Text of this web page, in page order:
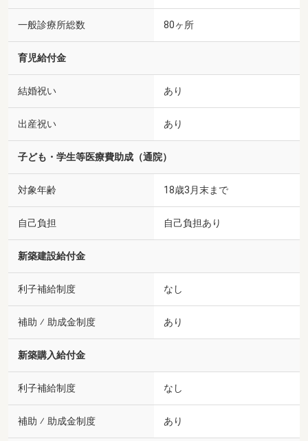
一般診療所総数 80ヶ所
育児給付金
結婚祝い あり
出産祝い あり
子ども・学生等医療費助成（通院）
対象年齢 18歳3月末まで
自己負担 自己負担あり
新築建設給付金
利子補給制度 なし
補助 ⁄ 助成金制度 あり
新築購入給付金
利子補給制度 なし
補助 ⁄ 助成金制度 あり